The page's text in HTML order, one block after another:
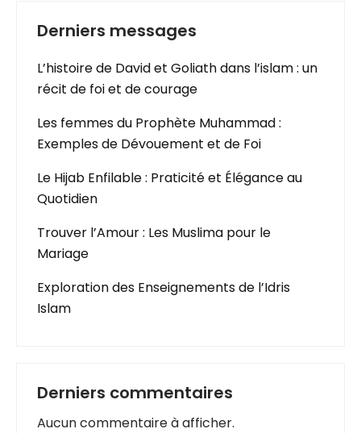
Derniers messages
L’histoire de David et Goliath dans l’islam : un
récit de foi et de courage
Les femmes du Prophète Muhammad :
Exemples de Dévouement et de Foi
Le Hijab Enfilable : Praticité et Élégance au
Quotidien
Trouver l’Amour : Les Muslima pour le
Mariage
Exploration des Enseignements de l’Idris
Islam
Derniers commentaires
Aucun commentaire à afficher.